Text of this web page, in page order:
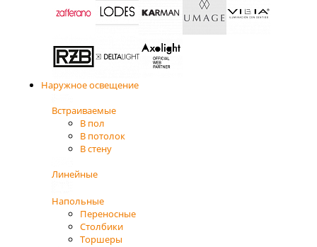
Наружное освещение
Встраиваемые
В пол
В потолок
В стену
Линейные
Напольные
Переносные
Столбики
Торшеры